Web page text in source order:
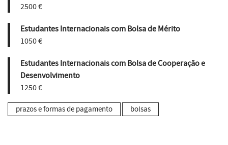
2500 €
Estudantes Internacionais com Bolsa de Mérito
1050 €
Estudantes Internacionais com Bolsa de Cooperação e
Desenvolvimento
1250 €
prazos e formas de pagamento bolsas